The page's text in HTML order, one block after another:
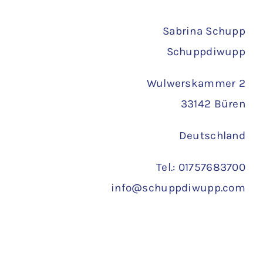
Sabrina Schupp
Schuppdiwupp
Wulwerskammer 2
33142 Büren
Deutschland
Tel.: 01757683700
info@schuppdiwupp.com